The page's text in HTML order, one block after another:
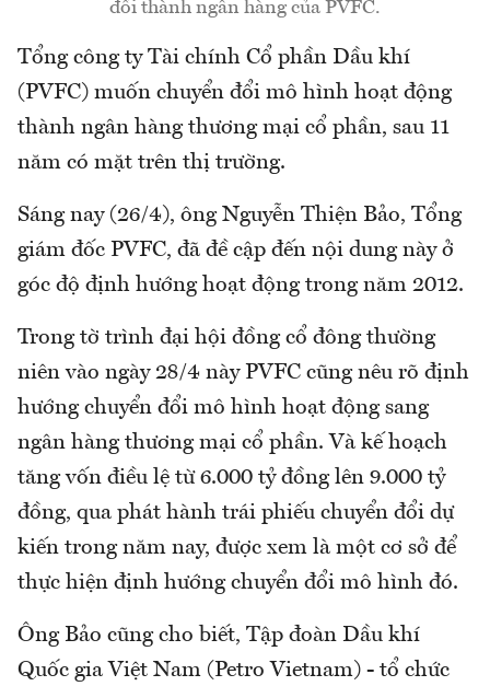
đổi thành ngân hàng của PVFC.
Tổng công ty Tài chính Cổ phần Dầu khí
(PVFC) muốn chuyển đổi mô hình hoạt động
thành ngân hàng thương mại cổ phần, sau 11
năm có mặt trên thị trường.
Sáng nay (26/4), ông Nguyễn Thiện Bảo, Tổng
giám đốc PVFC, đã đề cập đến nội dung này ở
góc độ định hướng hoạt động trong năm 2012.
Trong tờ trình đại hội đồng cổ đông thường
niên vào ngày 28/4 này PVFC cũng nêu rõ định
hướng chuyển đổi mô hình hoạt động sang
ngân hàng thương mại cổ phần. Và kế hoạch
tăng vốn điều lệ từ 6.000 tỷ đồng lên 9.000 tỷ
đồng, qua phát hành trái phiếu chuyển đổi dự
kiến trong năm nay, được xem là một cơ sở để
thực hiện định hướng chuyển đổi mô hình đó.
Ông Bảo cũng cho biết, Tập đoàn Dầu khí
Quốc gia Việt Nam (Petro Vietnam) - tổ chức